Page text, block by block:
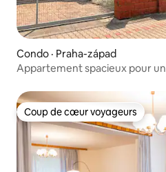
Condo · Praha-západ
Appartement spacieux pour
Coup de cœur voyageurs
Coup de cœur voyageurs